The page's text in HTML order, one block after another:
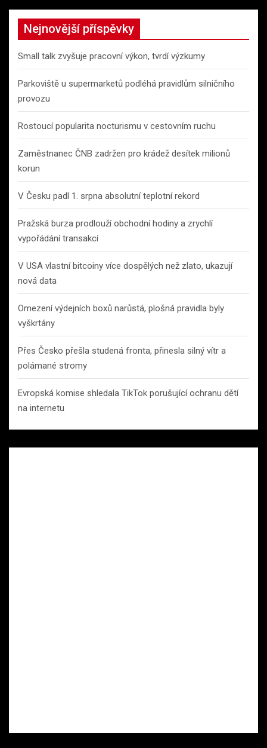
Nejnovější příspěvky
Small talk zvyšuje pracovní výkon, tvrdí výzkumy
Parkoviště u supermarketů podléhá pravidlům silničního
provozu
Rostoucí popularita nocturismu v cestovním ruchu
Zaměstnanec ČNB zadržen pro krádež desítek milionů
korun
V Česku padl 1. srpna absolutní teplotní rekord
Pražská burza prodlouží obchodní hodiny a zrychlí
vypořádání transakcí
V USA vlastní bitcoiny více dospělých než zlato, ukazují
nová data
Omezení výdejních boxů narůstá, plošná pravidla byly
vyškrtány
Přes Česko přešla studená fronta, přinesla silný vítr a
polámané stromy
Evropská komise shledala TikTok porušující ochranu dětí
na internetu